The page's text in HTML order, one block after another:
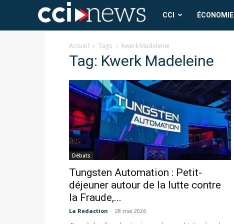
CCI
News
CCI ÉCONOMIE
Accueil Tags Kwerk Madeleine
Tag: Kwerk Madeleine
Débats
Tungsten Automation : Petit-
déjeuner autour de la lutte contre
la Fraude,...
La Redaction - 28 mai 2026